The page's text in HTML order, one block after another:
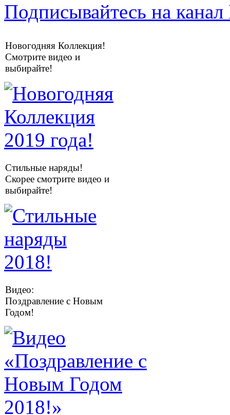
Подписывайтесь на
Новогодняя Коллекция!
Смотрите видео и
выбирайте!
Стильные наряды!
Скорее смотрите видео и
выбирайте!
Видео:
Поздравление с Новым
Годом!